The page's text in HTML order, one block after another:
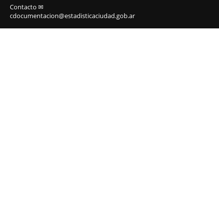
Contacto ✉
cdocumentacion@estadisticaciudad.gob.ar